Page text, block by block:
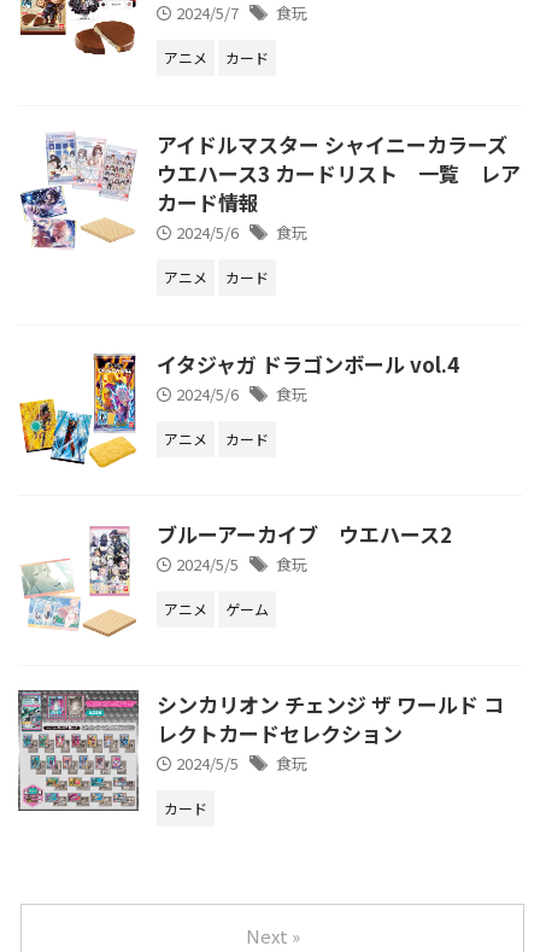
2024/5/7 食玩
アニメ カード
アイドルマスター シャイニーカラーズ
ウエハース3 カードリスト 一覧 レア
カード情報
2024/5/6 食玩
アニメ カード
イタジャガ ドラゴンボール vol.4
2024/5/6 食玩
アニメ カード
ブルーアーカイブ ウエハース2
2024/5/5 食玩
アニメ ゲーム
シンカリオン チェンジ ザ ワールド コ
レクトカードセレクション
2024/5/5 食玩
カード
Next »